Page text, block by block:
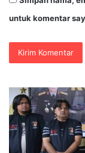
untuk komentar
Terbongkar!
AKBP
Aryo
Dwi
Wibowo